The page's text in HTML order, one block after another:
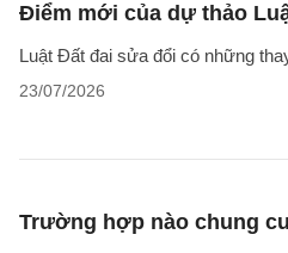
Điểm mới của dự thảo
Luật Đất đai sửa đổi có những
23/07/2026
Trường hợp nào chung